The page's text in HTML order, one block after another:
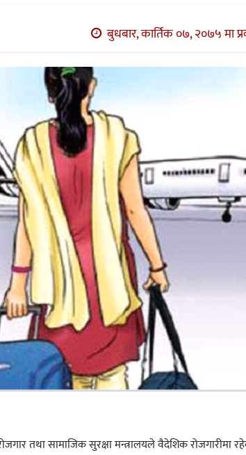
बुधबार, कार्तिक ०७, २०७५ मा
तथा सामाजिक सुरक्षा मन्त्रालयले वैदेशिक